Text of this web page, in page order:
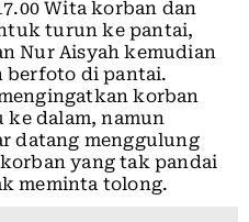
Wita korban dan
turun ke pantai,
Nur Aisyah kemudian
berfoto di pantai.
korban
dalam, namun
datang menggulung
yang tak pandai
meminta tolong.